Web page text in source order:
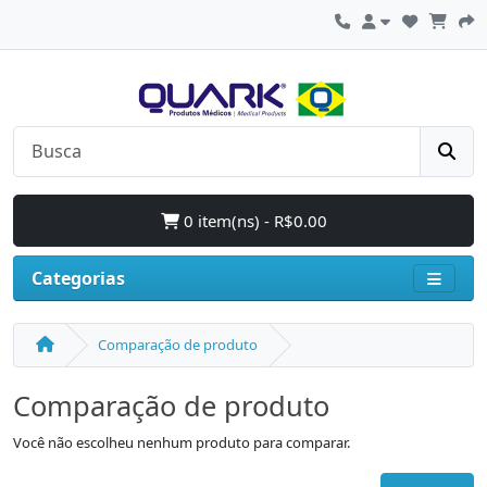
0 item(ns) - R$0.00
Categorias
Comparação de produto
Comparação de produto
Você não escolheu nenhum produto para comparar.